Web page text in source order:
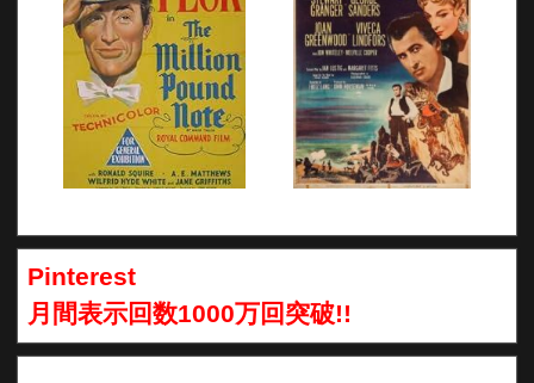
Pinterest
月間表示回数1000万回突破!!